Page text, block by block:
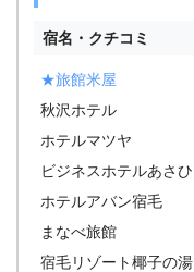
宿名・クチコミ
★旅館米屋
秋沢ホテル
ホテルマツヤ
ビジネスホテルあさひ
ホテルアバン宿毛
まなべ旅館
宿毛リゾート椰子の湯